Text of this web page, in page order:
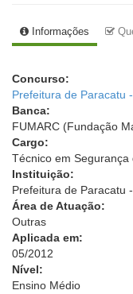
Informações
Concurso:
Prefeitura de Paracatu
Banca:
FUMARC (Fundação
Cargo:
Técnico em Segurança
Instituição:
Prefeitura de Paracatu
Área de Atuação:
Outras
Aplicada em:
05/2012
Nível:
Ensino Médio